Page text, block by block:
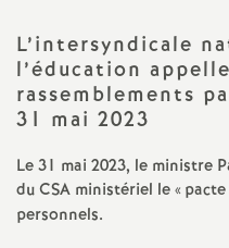
L’intersyndicale
l’éducation
rassemblements
31 mai 2023
Le 31 mai 2023, le ministre
duCSA ministériel le «pacte
personnels.